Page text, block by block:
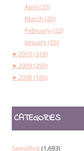
April (25)
March (26)
February (22)
January (26)
►2010 (318)
►2009 (299)
►2008 (186)
CATEGORIES
SawaBlog(1,693)